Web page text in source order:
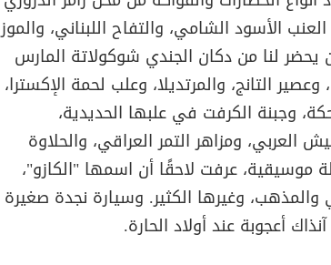
الأسود الشامي، والتفاح اللبناني، والموز
يحضر لنا من دكان الجندي شوكولاتة المارس
التانج، والمرتديلا، وعلب لحمة الإكسترا،
وجبنة الكرفت في علبها الحديدية،
العربي، ومزاهر التمر العراقي، والحلاوة
موسيقية، عرفت لاحقًا أن اسمها "الكازو"،
والمذهب، وغيرها الكثير. وسيارة نجدة صغيرة
أعجوبة عند أولاد الحارة.